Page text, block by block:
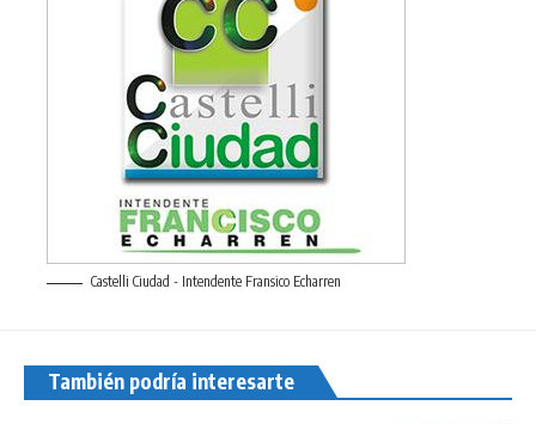
Castelli Ciudad - Intendente Fransico Echarren
También podría interesarte